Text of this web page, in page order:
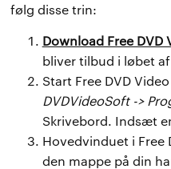
følg disse trin:
Download Free DVD
bliver tilbud i løbet
Start Free DVD
DVDVideoSoft ->
Skrivebord. Indsæt
Hovedvinduet i Free
den mappe på din